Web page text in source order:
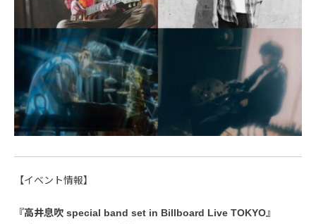
【イベント情報】
『高井息吹 special band set in Billboard Live TOKYO』